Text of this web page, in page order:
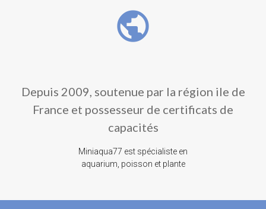
public
Depuis 2009, soutenue par la région ile de
France et possesseur de certificats de
capacités
Miniaqua77 est spécialiste en
aquarium, poisson et plante